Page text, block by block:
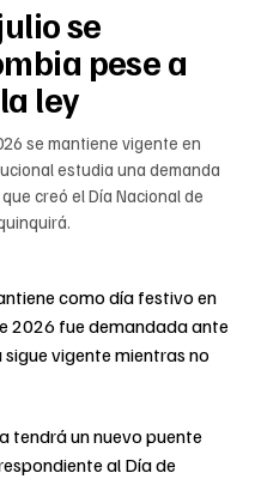
se
pese a
ley
se mantiene vigente en
estudia una demanda
creó el Día Nacional de
como día festivo en
2026 fue demandada ante
vigente mientras no
tendrá un nuevo puente
al Día de